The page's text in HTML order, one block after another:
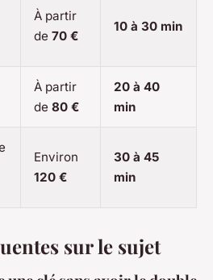
À partir
de 70 €
10 à 30 min
À partir
de 80 €
20 à 40
min
Environ
120 €
30 à 45
min
sur le sujet